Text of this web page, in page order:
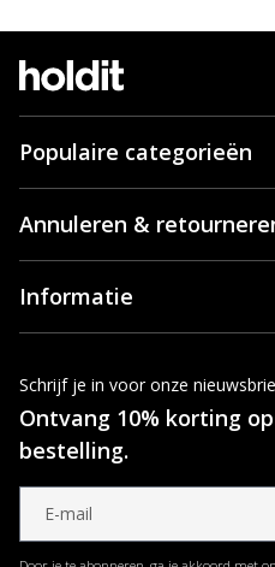
Populaire categorieën
Annuleren &
Informatie
Schrijf je in voor onze
Ontvang 10% korting
bestelling.